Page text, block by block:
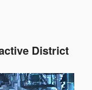
District